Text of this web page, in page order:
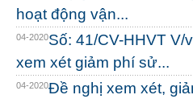
hoạt động vận...
04-2020Số: 41/CV-HHVT
xem xét giảm phí sử...
04-2020Đề nghị xem xét,